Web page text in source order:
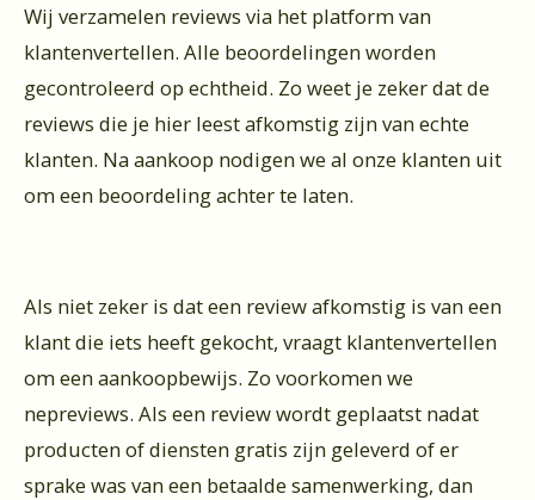
Wij verzamelen reviews via het platform van
klantenvertellen. Alle beoordelingen worden
gecontroleerd op echtheid. Zo weet je zeker dat de
reviews die je hier leest afkomstig zijn van echte
klanten. Na aankoop nodigen we al onze klanten uit
om een beoordeling achter te laten.
Als niet zeker is dat een review afkomstig is van een
klant die iets heeft gekocht, vraagt klantenvertellen
om een aankoopbewijs. Zo voorkomen we
nepreviews. Als een review wordt geplaatst nadat
producten of diensten gratis zijn geleverd of er
sprake was van een betaalde samenwerking, dan